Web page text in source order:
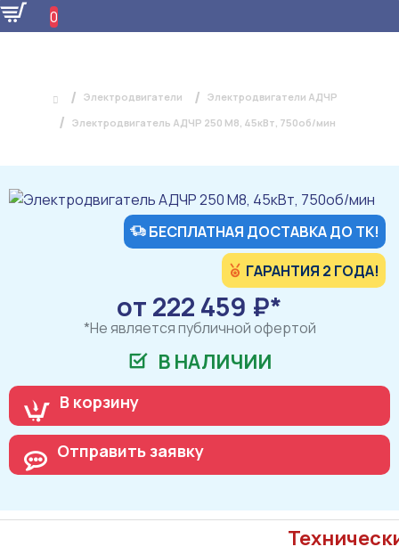
0
Электродвигатели
Электродвигатели АДЧР
Электродвигатель АДЧР 250 М8, 45кВт, 750об/мин
БЕСПЛАТНАЯ ДОСТАВКА ДО ТК!
ГАРАНТИЯ 2 ГОДА!
от 222 459 ₽*
*Не является публичной офертой
В НАЛИЧИИ
В корзину
Отправить заявку